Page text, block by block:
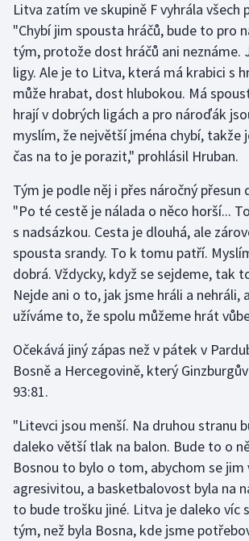
Litva zatím ve skupině F vyhrála všech
"Chybí jim spousta hráčů, bude to pro
tým, protože dost hráčů ani neznáme.
ligy. Ale je to Litva, která má krabici s
může hrabat, dost hlubokou. Má
hrají v dobrých ligách a pro nároďák
myslím, že největší jména chybí, takže
čas na to je porazit," prohlásil Hruban.
Tým je podle něj i přes náročný přesun
"Po té cestě je nálada o něco horší...
s nadsázkou. Cesta je dlouhá, ale
spousta srandy. To k tomu patří.
dobrá. Vždycky, když se sejdeme, tak
Nejde ani o to, jak jsme hráli a nehráli,
užíváme to, že spolu můžeme hrát
Očekává jiný zápas než v pátek v
Bosně a Hercegovině, který
93:81.
"Litevci jsou menší. Na druhou stranu
daleko větší tlak na balon. Bude to o
Bosnou to bylo o tom, abychom se jim
agresivitou, a basketbalovost byla na
to bude trošku jiné. Litva je daleko víc
tým, než byla Bosna, kde jsme